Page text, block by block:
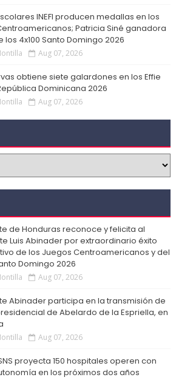
INEFI producen medallas en los
Patricia Siné ganadora
los 4x100 Santo Domingo 2026
Aug 07, 2026
obtiene siete galardones en los Effie
Dominicana 2026
Aug 07, 2026
de Honduras reconoce y felicita al
Luis Abinader por extraordinario éxito
de los Juegos Centroamericanos y del
Domingo 2026
Aug 07, 2026
Abinader participa en la transmisión de
de Abelardo de la Espriella, en
Aug 07, 2026
proyecta 150 hospitales operen con
en los próximos dos años